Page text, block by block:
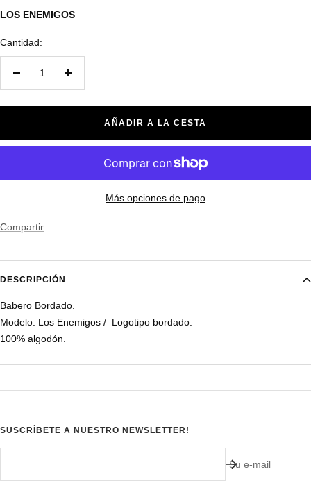
venta
LOS ENEMIGOS
Cantidad:
Decrecer
Aumentar
AÑADIR A LA CESTA
Más opciones de pago
Compartir
DESCRIPCIÓN
Babero Bordado.
Modelo: Los Enemigos / Logotipo bordado.
100% algodón.
SUSCRÍBETE A NUESTRO NEWSLETTER!
Su e-mail